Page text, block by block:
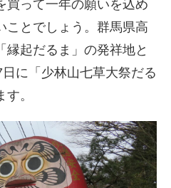
買って一年の願いを込め
ことでしょう。群馬県高
縁起だるま」の発祥地と
に「少林山七草大祭だる
。